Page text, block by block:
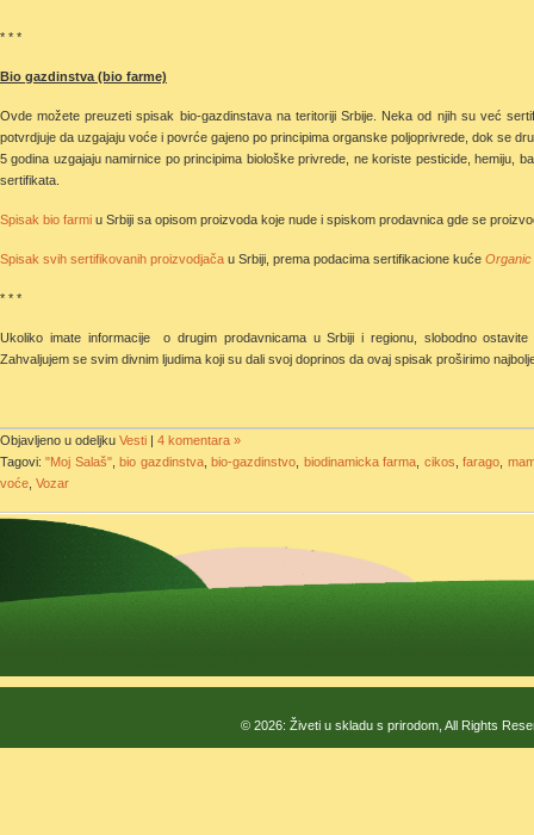
* * *
Bio gazdinstva (bio farme)
Ovde možete preuzeti spisak bio-gazdinstava na teritoriji Srbije. Neka od njih su već
potvrdjuje da uzgajaju voće i povrće gajeno po principima organske poljoprivrede, dok se
5 godina uzgajaju namirnice po principima biološke privrede, ne koriste pesticide, hemiju,
sertifikata.
Spisak bio farmi u Srbiji sa opisom proizvoda koje nude i spiskom prodavnica gde se
Spisak svih sertifikovanih proizvodjača u Srbiji, prema podacima sertifikacione kuće Organic
* * *
Ukoliko imate informacije o drugim prodavnicama u Srbiji i regionu, slobodno
Zahvaljujem se svim divnim ljudima koji su dali svoj doprinos da ovaj spisak proširimo
Objavljeno u odeljku Vesti | 4 komentara »
Tagovi:"Moj Salaš",bio gazdinstva,bio-gazdinstvo biodinamicka farma cikos ,farago
voće Vozar
© 2026: Živeti u skladu s prirodom, All Rights